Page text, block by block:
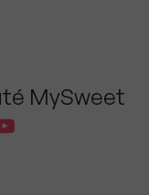
MySweet